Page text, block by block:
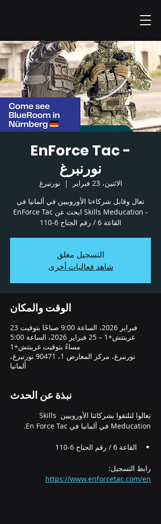
EnForce Tac -
نورنبرغ
الاثنين، 23 فبراير
  |
نورنبرغ
تعال وقابل شركاءنا الأوروبيين في ألمانيا في
EnForce Tac ابحث عن Skills Meducation -
القاعة 6 / رقم الجناح 6-110
التسجيل مغلق
شاهد فعاليات أخرى
الوقت والمكان
23 فبراير 2026، الساعة 9:00 صباحًا بتوقيت
غرينتش+1 – 25 فبراير 2026، الساعة 5:00
مساءً بتوقيت غرينتش+1
نورنبرغ، مركز المعارض 1، 90471 نورنبرغ،
ألمانيا
نبذة عن الحدث
تعالوا لتلتقوا بشركائنا الأوروبيين Skills
Meducation في ألمانيا في En Force Tac.
القاعة 6 / رقم الجناح 6-110
رابط التسجيل:
https://www.enforcetac.com/en